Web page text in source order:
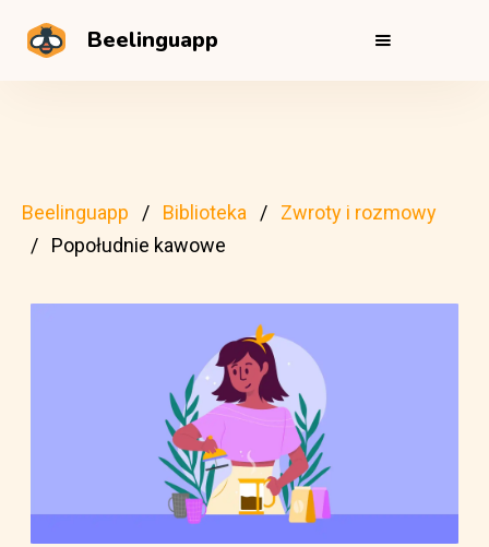
Beelinguapp
Beelinguapp Biblioteka
Zwroty i rozmowy
Popołudnie kawowe